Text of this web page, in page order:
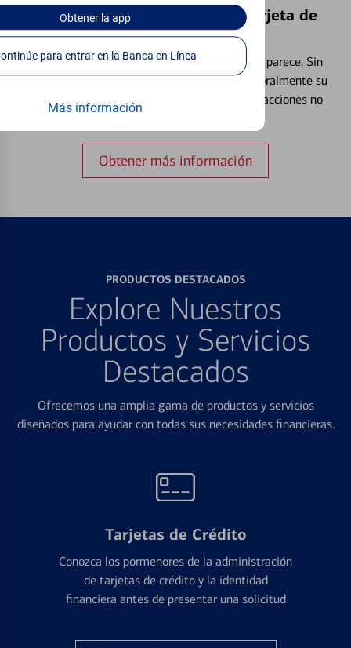
Obtenerla app
Continúe para entrar en la Banca en Línea
Más información
Bloquear y Desbloquear una Tarjeta de
Débito⁴
Extraviar una tarjeta es más común de lo que parece. Sin
embargo, puede bloquear y desbloquear temporalmente su
tarjeta de débito para ayudar a prevenir transacciones no
Obtener más información
PRODUCTOS DESTACADOS
Explore Nuestros
Productos y Servicios
Destacados
Ofrecemos una amplia gama de productos y servicios
diseñados para ayudar con todas sus necesidades financieras.
Tarjetas de Crédito
Conozca los pormenores de la administración
de tarjetas de crédito y la identidad
financiera antes de presentar una solicitud